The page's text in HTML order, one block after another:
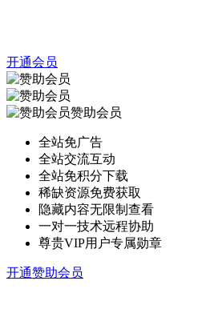
开通会员
赞助会员
全站免广告
全站交流互动
全站免积分下载
稀缺资源免费获取
隐藏内容无限制查看
一对一技术远程协助
尊贵VIP用户专属勋章
开通赞助会员